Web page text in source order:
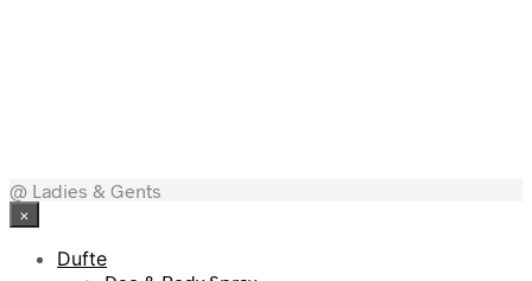
@ Ladies & Gents
×
Dufte